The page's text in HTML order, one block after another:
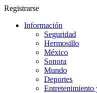
Registrarse
Información
Seguridad
Hermosillo
México
Sonora
Mundo
Deportes
Entretenimiento